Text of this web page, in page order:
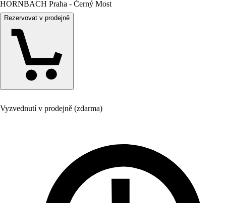
HORNBACH Praha - Černý Most
Rezervovat v prodejně
Vyzvednutí v prodejně (zdarma)